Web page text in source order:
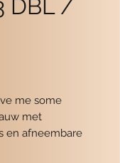
DBL /
me some
met
en afneembare